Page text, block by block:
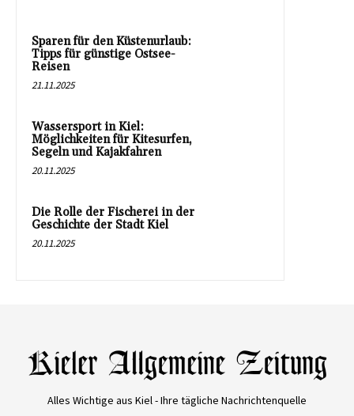
Sparen für den Küstenurlaub:
Tipps für günstige Ostsee-
Reisen
21.11.2025
Wassersport in Kiel:
Möglichkeiten für Kitesurfen,
Segeln und Kajakfahren
20.11.2025
Die Rolle der Fischerei in der
Geschichte der Stadt Kiel
20.11.2025
Alles Wichtige aus Kiel - Ihre tägliche Nachrichtenquelle